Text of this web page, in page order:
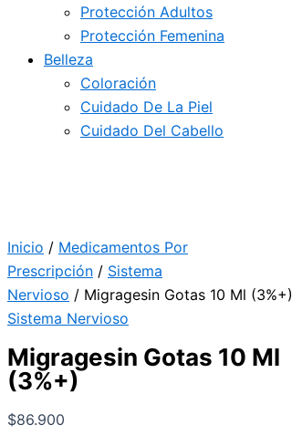
Protección Adultos
Protección Femenina
Belleza
Coloración
Cuidado De La Piel
Cuidado Del Cabello
Inicio / Medicamentos Por
Prescripción / Sistema
Nervioso / Migragesin Gotas 10 Ml (3%+)
Sistema Nervioso
Migragesin Gotas 10 Ml
(3%+)
$86.900